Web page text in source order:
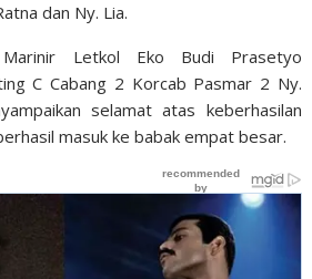
dan Ny. Lia.
Letkol Eko Budi Prasetyo
C Cabang 2 Korcab Pasmar 2 Ny.
selamat atas keberhasilan
masuk ke babak empat besar.